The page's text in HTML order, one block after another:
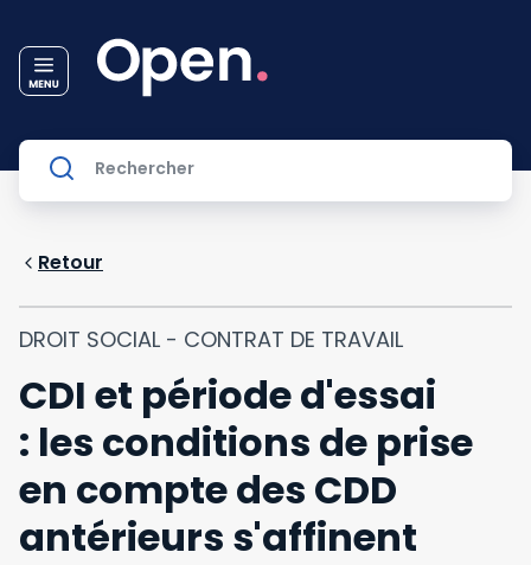
Retour
DROIT SOCIAL - CONTRAT DE TRAVAIL
CDI et période d'essai
: les conditions de prise
en compte des CDD
antérieurs s'affinent